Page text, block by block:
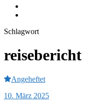
Schlagwort
reisebericht
Angeheftet
10. März 2025